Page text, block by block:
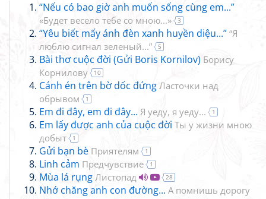
“Nếu có bao giờ anh muốn sống cùng em...”
«Будет весело тебе со мною...» 3
“Yêu biết mấy ánh đèn xanh huyền diệu...” “Я
люблю сигнал зеленый...”
5
Bài thơ cuộc đời (Gửi Boris Kornilov) Борису
Корнилову
10
Cánh én trên bờ dốc đứng Ласточки над
обрывом
1
Em đi đây, em đi đây... Я уеду, я уеду... 1
Em lấy được anh của cuộc đời Ты у жизни мною
добыт
1
Gửi bạn bè Приятелям 1
Linh cảm Предчувствие 1
Mùa lá rụng Листопад 28
Nhớ chăng anh con đường... А помнишь дорогу